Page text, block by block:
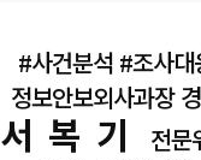
#사건분석 #조사대
정보안보외사과장
서복기 전문